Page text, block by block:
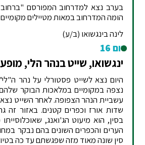
בערב נצא למדרחוב המפורסם
הומה המדרחוב במאות מטיילים מקומיים
לינה בינגשואו (ב/ע)
יום 16
ינגשואו, שייט בנהר הלי,
היום נצא לשייט פסטורלי על נהר
נצפה במקומיים במלאכות הבוקר
עשביית הנהר הצפופה. לאחר השייט
שדות אורז וכפרים קטנים. באזור זה
הערים והכפרים השונים בהם נבקר
סין שונה מאוד מזה שפגשתם עד כה